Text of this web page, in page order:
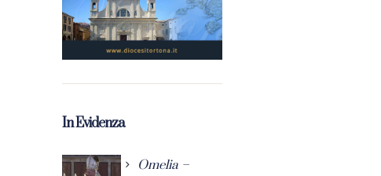
In Evidenza
Omelia –